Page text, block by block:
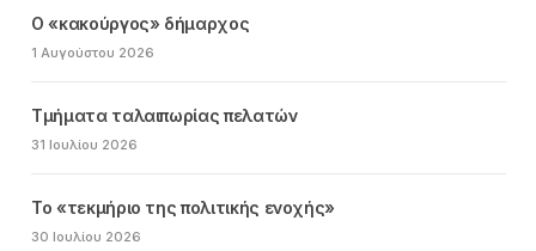
Ο «κακούργος» δήμαρχος
1 Αυγούστου 2026
Τμήματα ταλαιπωρίας πελατών
31 Ιουλίου 2026
Το «τεκμήριο της πολιτικής ενοχής»
30 Ιουλίου 2026